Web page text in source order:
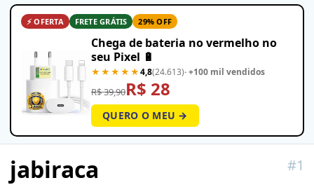
⚡ OFERTA FRETE GRÁTIS 29% OFF
Chega de bateria no vermelho no
seu Pixel 🔋
★★★★★4,8(24.613)· +100 mil vendidos
R$ 39,90R$ 28
QUERO O MEU →
#1
jabiraca